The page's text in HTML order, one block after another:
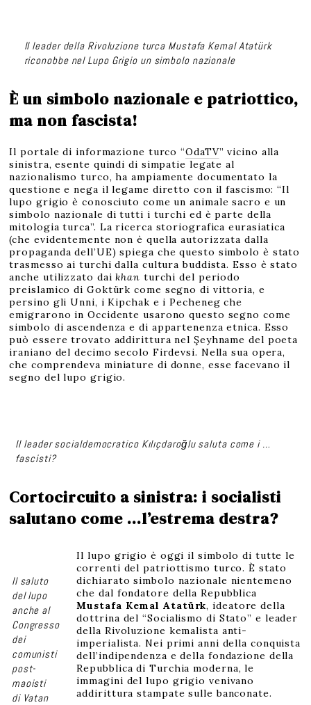
Il leader della Rivoluzione turca Mustafa Kemal Atatürk
riconobbe nel Lupo Grigio un simbolo nazionale
È un simbolo nazionale e patriottico,
ma non fascista!
Il portale di informazione turco “OdaTV” vicino alla
sinistra, esente quindi di simpatie legate al
nazionalismo turco, ha ampiamente documentato la
questione e nega il legame diretto con il fascismo: “Il
lupo grigio è conosciuto come un animale sacro e un
simbolo nazionale di tutti i turchi ed è parte della
mitologia turca”. La ricerca storiografica eurasiatica
(che evidentemente non è quella autorizzata dalla
propaganda dell’UE) spiega che questo simbolo è stato
trasmesso ai turchi dalla cultura buddista. Esso è stato
anche utilizzato daikhan turchi del periodo
preislamico di Goktürk come segno di vittoria, e
persino gli Unni, i Kipchak e i Pecheneg che
emigrarono in Occidente usarono questo segno come
simbolo di ascendenza e di appartenenza etnica. Esso
può essere trovato addirittura nel Şeyhname del poeta
iraniano del decimo secolo Firdevsi. Nella sua opera,
che comprendeva miniature di donne, esse facevano il
segno del lupo grigio.
Il leader socialdemocratico Kılıçdaroğlu saluta come i …
fascisti?
Cortocircuito a sinistra: i socialisti
salutano come …l’estrema destra?
Il saluto
del lupo
anche al
Congresso
dei
comunisti
post-
maoisti
di Vatan
Il lupo grigio è oggi il simbolo di tutte le
correnti del patriottismo turco. È stato
dichiarato simbolo nazionale nientemeno
che dal fondatore della Repubblica
Mustafa Kemal Atatürk, ideatore della
dottrina del “Socialismo di Stato” e leader
della Rivoluzione kemalista anti-
imperialista. Nei primi anni della conquista
dell’indipendenza e della fondazione della
Repubblica di Turchia moderna, le
immagini del lupo grigio venivano
addirittura stampate sulle banconate.